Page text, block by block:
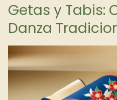
Getas y Tabis:
Danza